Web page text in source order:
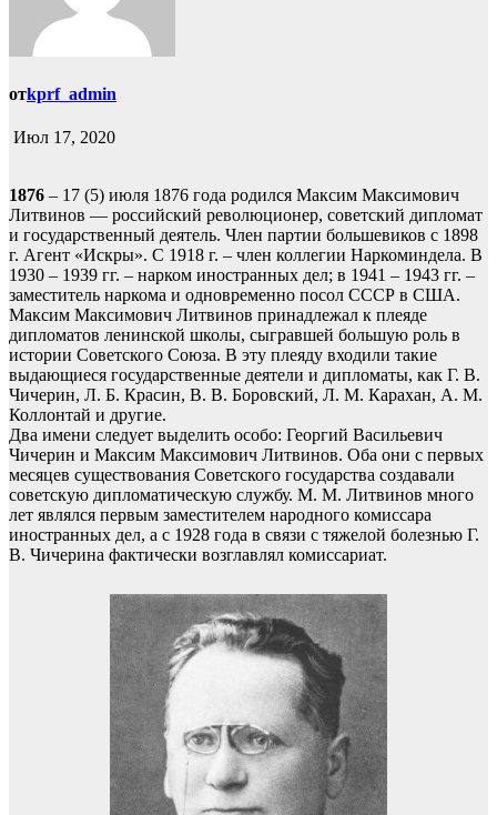
отkprf_admin
Июл 17, 2020
1876 – 17 (5) июля 1876 года родился Максим Максимович
Литвинов — российский революционер, советский дипломат
и государственный деятель. Член партии большевиков с 1898
г. Агент «Искры». С 1918 г. – член коллегии Наркоминдела. В
1930 – 1939 гг. – нарком иностранных дел; в 1941 – 1943 гг. –
заместитель наркома и одновременно посол СССР в США.
Максим Максимович Литвинов принадлежал к плеяде
дипломатов ленинской школы, сыгравшей большую роль в
истории Советского Союза. В эту плеяду входили такие
выдающиеся государственные деятели и дипломаты, как Г. В.
Чичерин, Л. Б. Красин, В. В. Боровский, Л. М. Карахан, А. М.
Коллонтай и другие.
Два имени следует выделить особо: Георгий Васильевич
Чичерин и Максим Максимович Литвинов. Оба они с первых
месяцев существования Советского государства создавали
советскую дипломатическую службу. М. М. Литвинов много
лет являлся первым заместителем народного комиссара
иностранных дел, а с 1928 года в связи с тяжелой болезнью Г.
В. Чичерина фактически возглавлял комиссариат.